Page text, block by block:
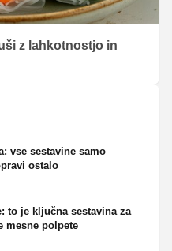
z lahkotnostjo in
vse sestavine samo
ostalo
to je ključna sestavina za
mesne polpete